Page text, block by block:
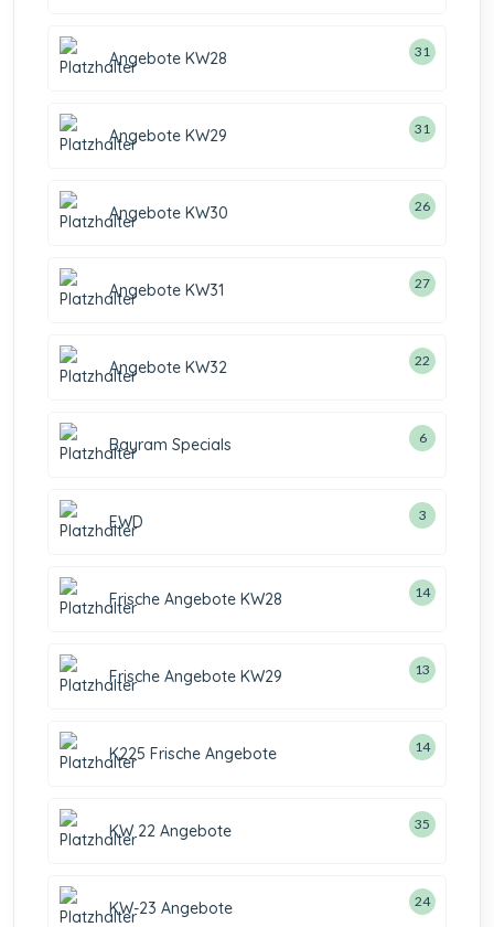
Angebote KW28 31
Angebote KW29 31
Angebote KW30 26
Angebote KW31 27
Angebote KW32 22
Bayram Specials 6
EWD 3
Frische Angebote KW28 14
Frische Angebote KW29 13
K225 Frische Angebote 14
KW 22 Angebote 35
KW-23 Angebote 24